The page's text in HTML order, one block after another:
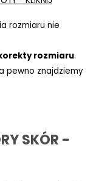
rozmiaru nie
rozmiaru.
pewno znajdziemy
SKÓR -